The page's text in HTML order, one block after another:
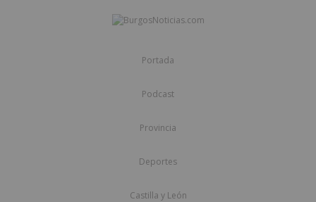
Portada
Podcast
Provincia
Deportes
Castilla y León